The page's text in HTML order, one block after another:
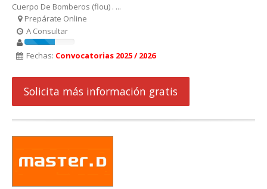
Cuerpo De Bomberos (flou) . ...
Prepárate Online
A Consultar
Fechas: Convocatorias 2025 / 2026
Solicita más información gratis